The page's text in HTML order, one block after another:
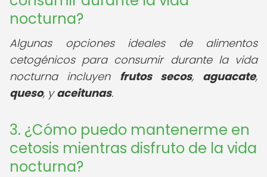
nocturna?
Algunas opciones ideales de alimentos
cetogénicos para consumir durante la vida
nocturna incluyen frutos secos, aguacate,
queso, yaceitunas.
3. ¿Cómo puedo mantenerme en
cetosis mientras disfruto de la vida
nocturna?